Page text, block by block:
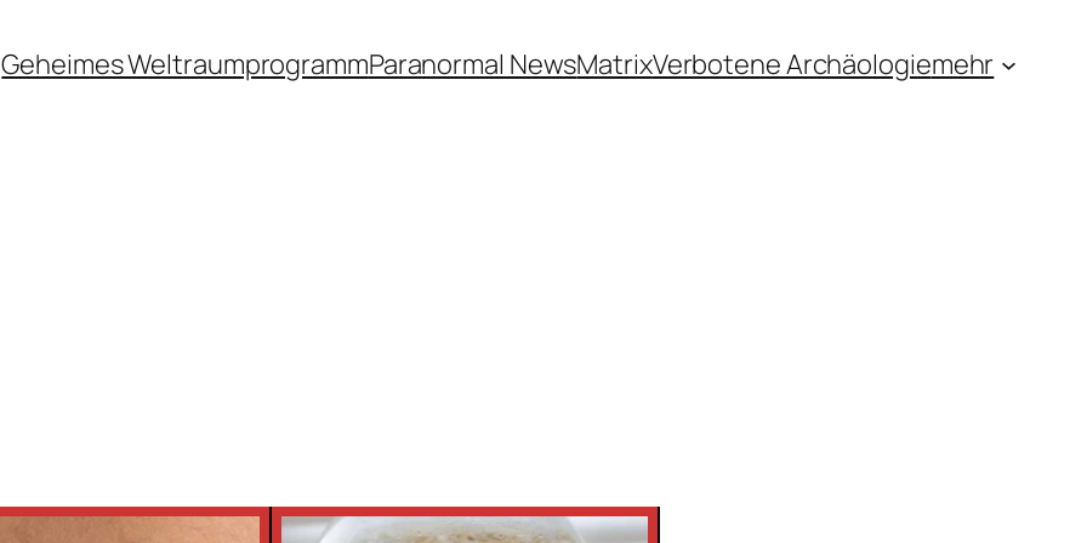
Geheimes WeltraumprogrammParanormal NewsMatrixVerbotene Archäologiemehr